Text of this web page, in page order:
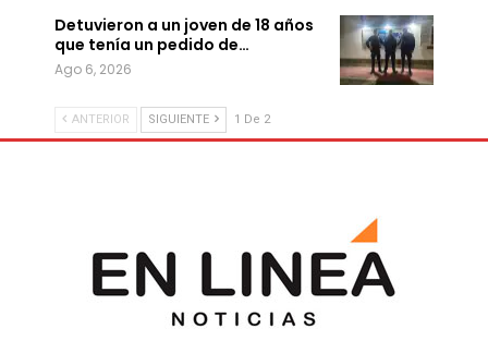
Detuvieron a un joven de 18 años
que tenía un pedido de…
Ago 6, 2026
ANTERIOR SIGUIENTE 1 De 2